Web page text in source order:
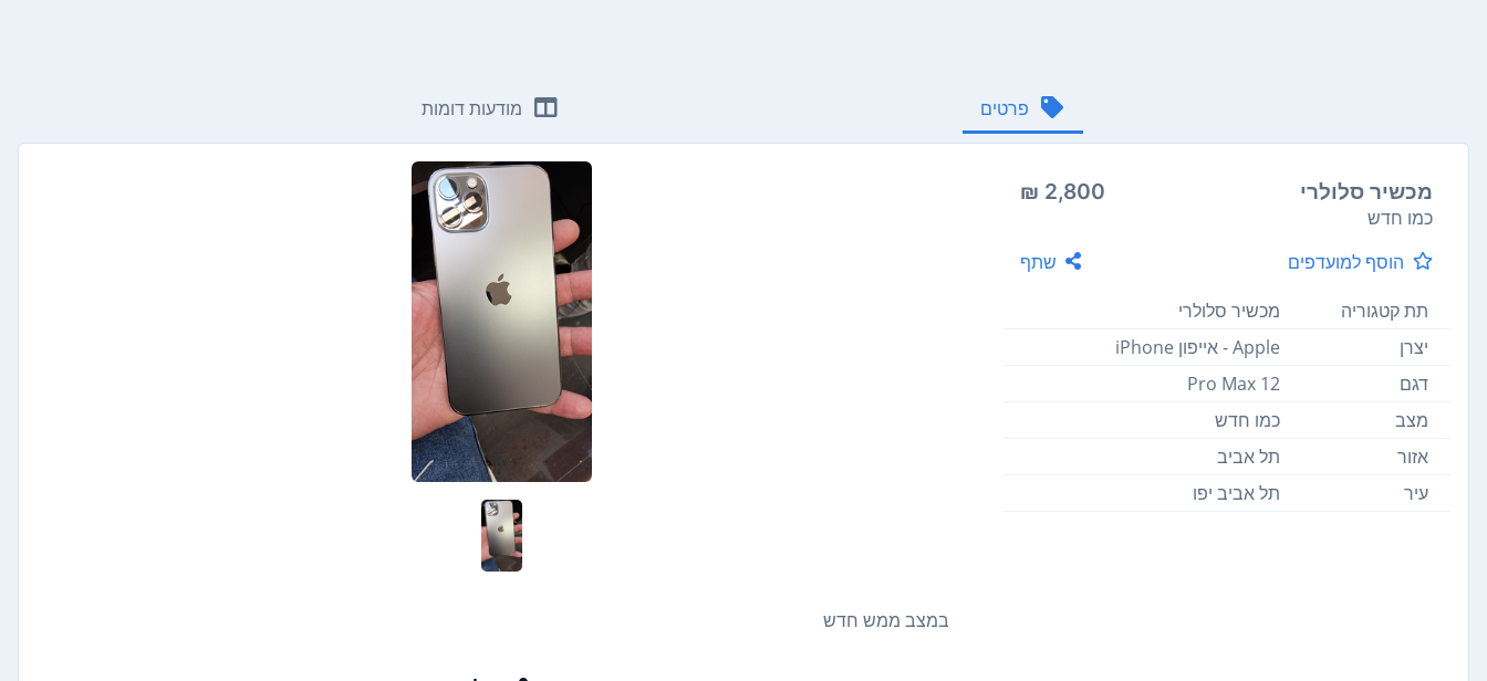
פרטים מודעות דומות
מכשיר סלולרי 2,800 ₪
כמו חדש
הוסף למועדפים
שתף
תת קטגוריה
מכשיר סלולרי
יצרן
Apple - אייפון iPhone
דגם
12 Pro Max
מצב
כמו חדש
אזור
תל אביב
עיר
תל אביב יפו
במצב ממש חדש